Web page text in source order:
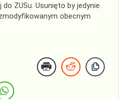
ZUSu. Usunięto by jedynie
obecnym